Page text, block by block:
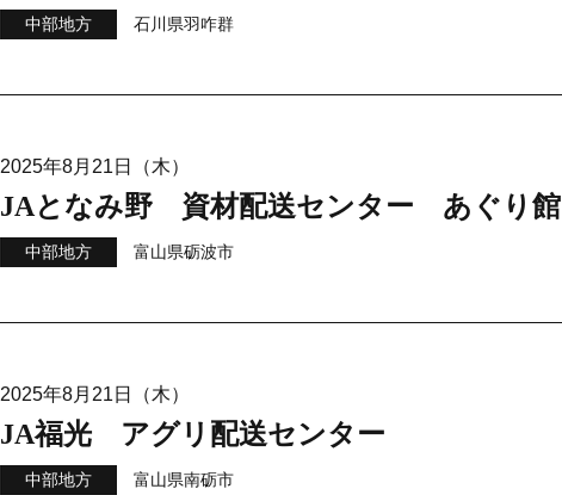
中部地方 石川県羽咋群
2025年8月21日（木）
JAとなみ野 資材配送センター あぐり館
中部地方 富山県砺波市
2025年8月21日（木）
JA福光 アグリ配送センター
中部地方 富山県南砺市